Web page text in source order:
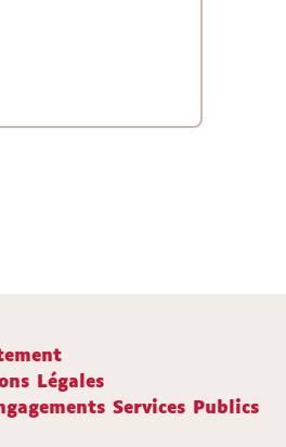
Légales
Services Publics